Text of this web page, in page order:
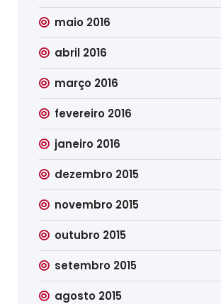
maio 2016
abril 2016
março 2016
fevereiro 2016
janeiro 2016
dezembro 2015
novembro 2015
outubro 2015
setembro 2015
agosto 2015